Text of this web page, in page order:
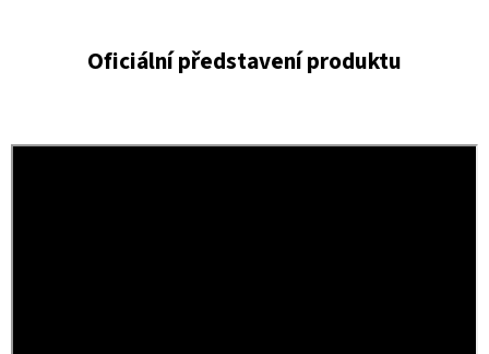
Oficiální představení produktu